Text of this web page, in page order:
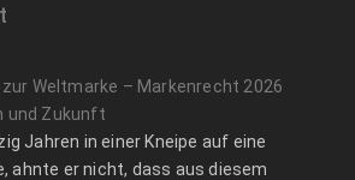
Weltmarke – Markenrecht 2026
und Zukunft
Jahren in einer Kneipe auf eine
ahnte er nicht, dass aus diesem